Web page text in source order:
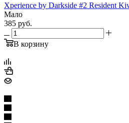
Xperience by Darkside #2 Resident
Мало
385 руб.
В корзину